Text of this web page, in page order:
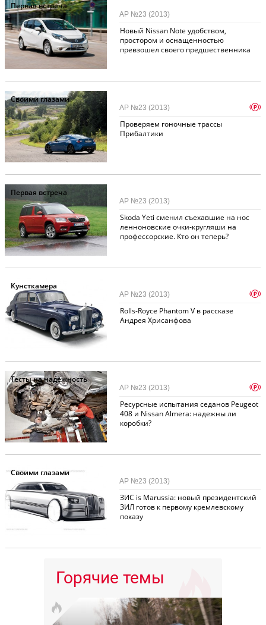
Первая встреча
Новый Nissan Note удобством,
простором и оснащенностью
превзошел своего предшественника
АР №23 (2013)
Своими глазами
Проверяем гоночные трассы
Прибалтики
АР №23 (2013) p
Первая встреча
Skoda Yeti сменил съехавшие на нос
ленноновские очки-кругляши на
профессорские. Кто он теперь?
АР №23 (2013)
Кунсткамера
Rolls-Royce Phantom V в рассказе
Андрея Хрисанфова
АР №23 (2013) p
Тесты на надежность
Ресурсные испытания седанов Peugeot
408 и Nissan Almera: надежны ли
коробки?
АР №23 (2013) p
Своими глазами
ЗИС is Marussia: новый президентский
ЗИЛ готов к первому кремлевскому
показу
АР №23 (2013)
Горячие темы